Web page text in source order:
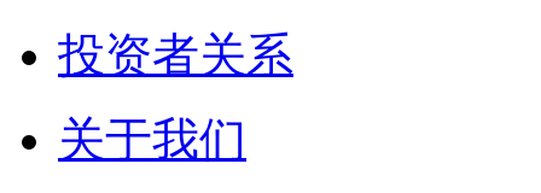
投资者关系
关于我们